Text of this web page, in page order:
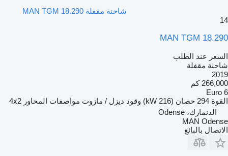
شاحنة مقفلة MAN TGM 18.290
14
MAN TGM 18.290
السعر عند الطلب
شاحنة مقفلة
2019
266,000 كم
Euro 6
القوة 294 حصان (216 kW) وقود ديزل / مازوت مواصفات المحاور 4x2
الدنمارك، Odense
MAN Odense
الاتصال بالبائع